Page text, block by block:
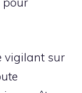
vigilant sur